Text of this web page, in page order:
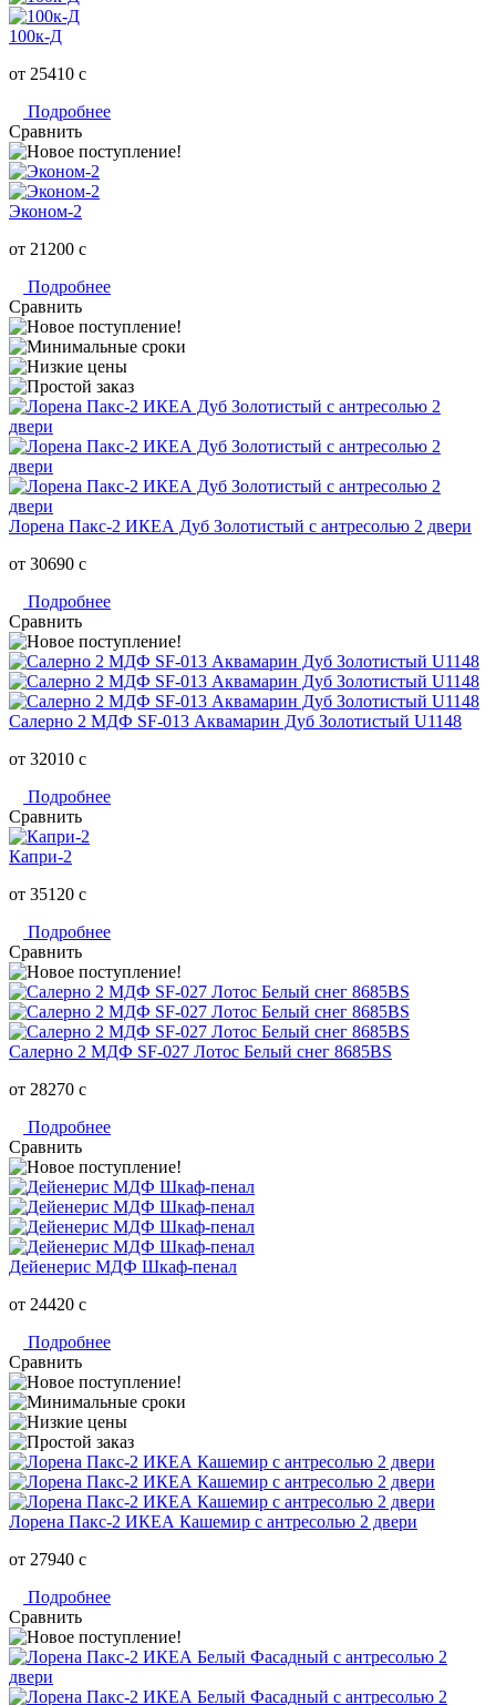
100к-Д
от 25410 c
Подробнее
Сравнить
Эконом-2
от 21200 c
Подробнее
Сравнить
Лорена Пакс-2 ИКЕА Дуб Золотистый с антресолью 2 двери
от 30690 c
Подробнее
Сравнить
Салерно 2 МДФ SF-013 Аквамарин Дуб Золотистый U1148
от 32010 c
Подробнее
Сравнить
Капри-2
от 35120 c
Подробнее
Сравнить
Салерно 2 МДФ SF-027 Лотос Белый снег 8685BS
от 28270 c
Подробнее
Сравнить
Дейенерис МДФ Шкаф-пенал
от 24420 c
Подробнее
Сравнить
Лорена Пакс-2 ИКЕА Кашемир с антресолью 2 двери
от 27940 c
Подробнее
Сравнить